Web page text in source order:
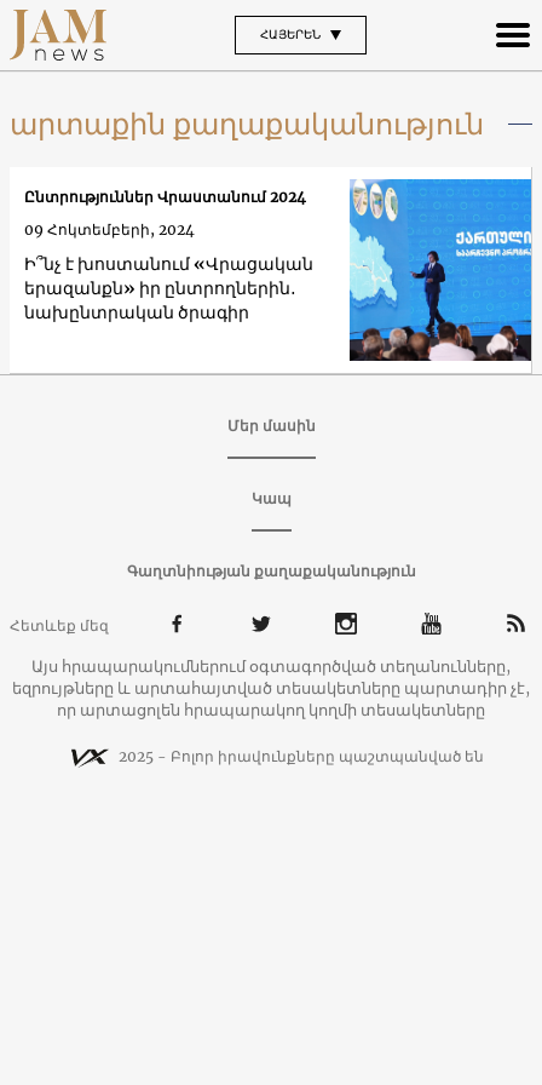
ՀԱՅԵՐԵՆ
արտաքին քաղաքականություն
Ի՞նչ է խոստանում «Վրացական
երազանքն» իր ընտրողներին․
նախընտրական ծրագիր
Ընտրություններ Վրաստանում 2024
09 Հոկտեմբերի, 2024
Մեր մասին
Կապ
Գաղտնիության քաղաքականություն
Հետևեք մեզ
Այս հրապարակումներում օգտագործված տեղանունները,
եզրույթները և արտահայտված տեսակետները պարտադիր չէ,
որ արտացոլեն հրապարակող կողմի տեսակետները
2025 - Բոլոր իրավունքները պաշտպանված են